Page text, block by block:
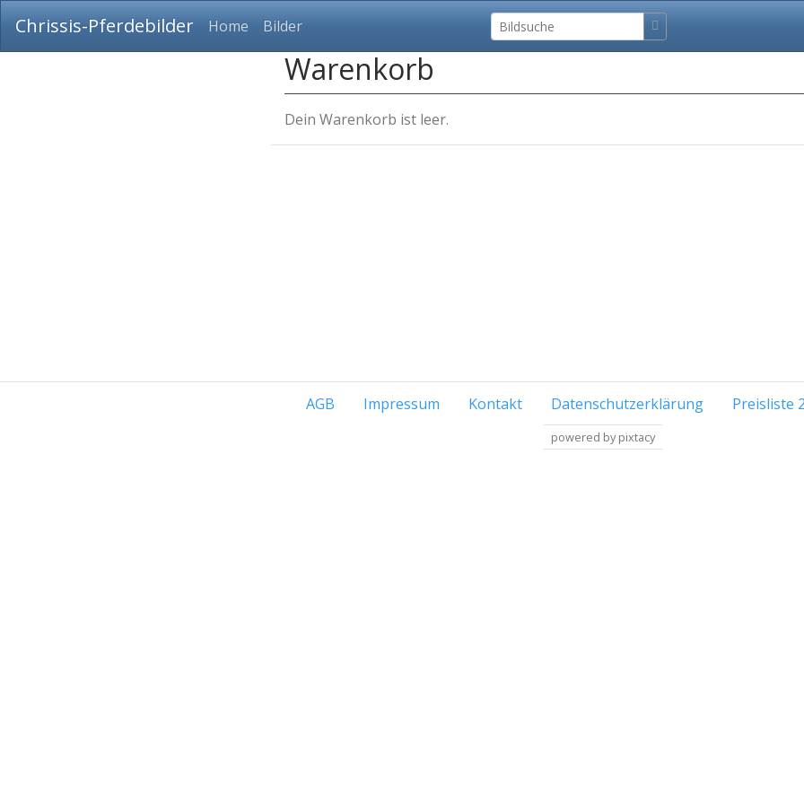
Chrissis-Pferdebilder Home Bilder
Warenkorb
Dein Warenkorb ist leer.
AGB Impressum Kontakt Datenschutzerklärung Preisliste
powered by pixtacy